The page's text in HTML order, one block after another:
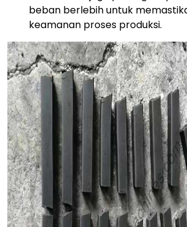
beban berlebih untuk
keamanan proses produksi.